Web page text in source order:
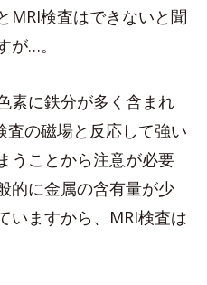
MRI検査はできないと聞
が…。
素に鉄分が多く含まれ
査の磁場と反応して強い
うことから注意が必要
的に金属の含有量が少
いますから、MRI検査は